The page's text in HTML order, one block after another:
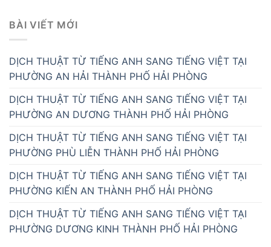
BÀI VIẾT MỚI
DỊCH THUẬT TỪ TIẾNG ANH SANG TIẾNG VIỆT TẠI
PHƯỜNG AN HẢI THÀNH PHỐ HẢI PHÒNG
DỊCH THUẬT TỪ TIẾNG ANH SANG TIẾNG VIỆT TẠI
PHƯỜNG AN DƯƠNG THÀNH PHỐ HẢI PHÒNG
DỊCH THUẬT TỪ TIẾNG ANH SANG TIẾNG VIỆT TẠI
PHƯỜNG PHÙ LIỄN THÀNH PHỐ HẢI PHÒNG
DỊCH THUẬT TỪ TIẾNG ANH SANG TIẾNG VIỆT TẠI
PHƯỜNG KIẾN AN THÀNH PHỐ HẢI PHÒNG
DỊCH THUẬT TỪ TIẾNG ANH SANG TIẾNG VIỆT TẠI
PHƯỜNG DƯƠNG KINH THÀNH PHỐ HẢI PHÒNG